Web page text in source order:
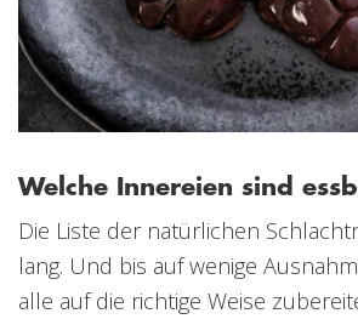
Welche Innereien sind
Die Liste der natürlichen
lang. Und bis auf wenige
alle auf die richtige Weise